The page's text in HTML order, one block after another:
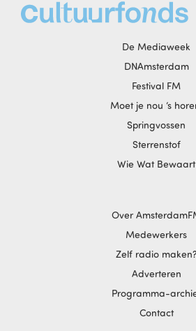
De Mediaweek
DNAmsterdam
Festival FM
Moet je nou ‘s
Springvossen
Sterrenstof
Wie Wat Bewaart
Over
Medewerkers
Zelf radio maken?
Adverteren
Programma-
Contact